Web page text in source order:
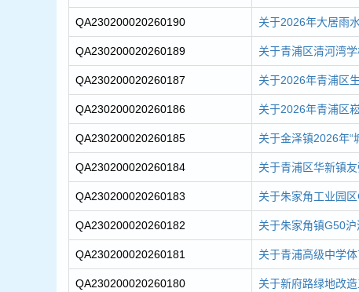
QA230200020260190 关于2026年大居雨
QA230200020260189 关于青浦区清河湾
QA230200020260187 关于2026年青浦区
QA230200020260186 关于2026年青浦区
QA230200020260185 关于金泽镇2026年“
QA230200020260184 关于青浦区华新镇
QA230200020260183 关于朱家角工业园
QA230200020260182 关于朱家角镇G50沪
QA230200020260181 关于青浦高级中学
QA230200020260180 关于新府路绿地改